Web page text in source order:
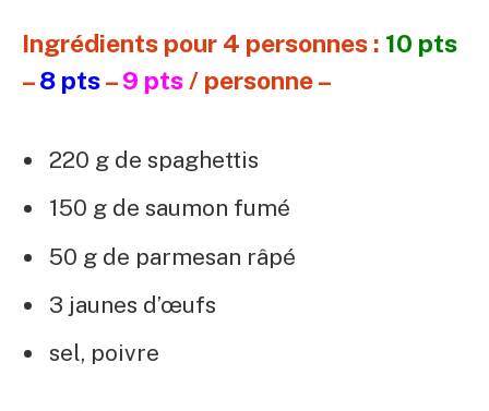
Ingrédients pour 4 personnes : 10 pts
–8 pts–9 pts/ personne –
220 g de spaghettis
150 g de saumon fumé
50 g de parmesan râpé
3 jaunes d’œufs
sel, poivre